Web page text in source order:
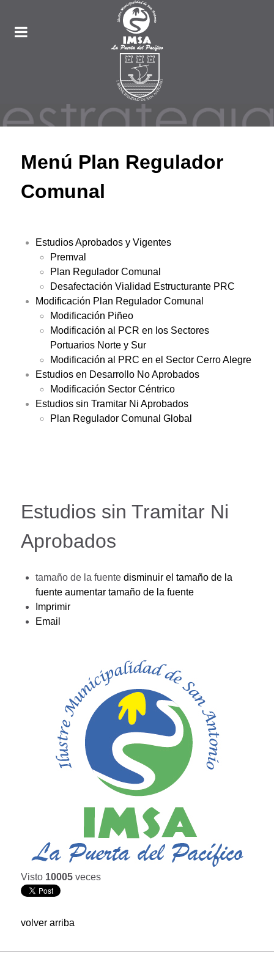
Menú Plan Regulador
Comunal
Estudios Aprobados y Vigentes
Premval
Plan Regulador Comunal
Desafectación Vialidad Estructurante PRC
Modificación Plan Regulador Comunal
Modificación Piñeo
Modificación al PCR en los Sectores
Portuarios Norte y Sur
Modificación al PRC en el Sector Cerro Alegre
Estudios en Desarrollo No Aprobados
Modificación Sector Céntrico
Estudios sin Tramitar Ni Aprobados
Plan Regulador Comunal Global
Estudios sin Tramitar Ni
Aprobados
tamaño de la fuente disminuir el tamaño de la
fuente aumentar tamaño de la fuente
Imprimir
Email
Visto 10005 veces
volver arriba